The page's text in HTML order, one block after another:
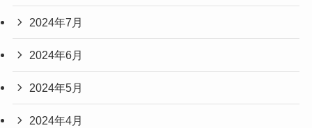
2024年7月
2024年6月
2024年5月
2024年4月